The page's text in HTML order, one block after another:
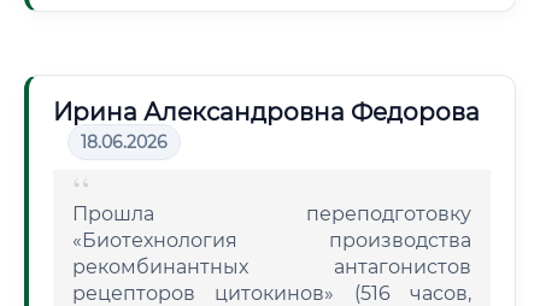
Ирина Александровна Федорова
18.06.2026
Прошла переподготовку
«Биотехнология производства
рекомбинантных антагонистов
рецепторов цитокинов» (516 часов,